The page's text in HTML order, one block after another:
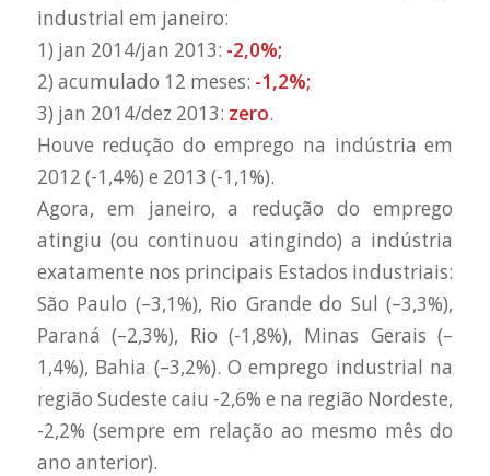
industrial em janeiro:
1) jan 2014/jan 2013: -2,0%;
2) acumulado 12 meses: -1,2%;
3) jan 2014/dez 2013: zero.
Houve redução do emprego na indústria em
2012 (-1,4%) e 2013 (-1,1%).
Agora, em janeiro, a redução do emprego
atingiu (ou continuou atingindo) a indústria
exatamente nos principais Estados industriais:
São Paulo (–3,1%), Rio Grande do Sul (–3,3%),
Paraná (–2,3%), Rio (-1,8%), Minas Gerais (–
1,4%), Bahia (–3,2%). O emprego industrial na
região Sudeste caiu -2,6% e na região Nordeste,
-2,2% (sempre em relação ao mesmo mês do
ano anterior).